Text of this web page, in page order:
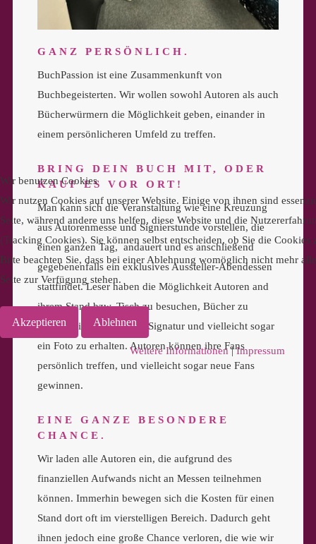
GANZ PERSÖNLICH.
BuchPassion ist eine Zusammenkunft von
Buchbegeisterten. Wir wollen sowohl Autoren als auch
Bücherwürmern die Möglichkeit geben, einander in
einem persönlicheren Umfeld zu treffen.
BRING DEIN BUCH MIT, ODER
KAUF ES VOR ORT!
Man kann sich die Veranstaltung wie eine Kreuzung
aus Autorenmesse und Signierstunde vorstellen, die
einen ganzen Tag, andauert und es anschließend
gegebenenfalls ein exklusives Aussteller-Abendessen
stattfindet. Leser haben die Möglichkeit Autoren and
ihrem Stand bzw. Tisch zu besuchen, Bücher zu
kaufen, eine persönliche Signatur und vielleicht sogar
ein Foto zu erhalten. Autoren können ihre Fans
persönlich treffen, und vielleicht sogar neue Fans
gewinnen.
EINE GANZE BESONDERE
CHANCE.
Wir laden alle Autoren ein, die aufgrund des
finanziellen Aufwands nicht an Messen teilnehmen
können. Immerhin bewegen sich die Kosten für einen
Stand dort oft im vierstelligen Bereich. Dadurch geht
ihnen jedoch eine große Chance verloren, die wie wir
Wir benutzen Cookies
Wir nutzen Cookies auf unserer Website. Einige von ihnen sind
Seite, während andere uns helfen, diese Website und die
(Tracking Cookies). Sie können selbst entscheiden, ob Sie die Cookies
Bitte beachten Sie, dass bei einer Ablehnung womöglich nicht mehr
Seite zur Verfügung stehen.
Akzeptieren Ablehnen
Weitere Informationen|Impressum